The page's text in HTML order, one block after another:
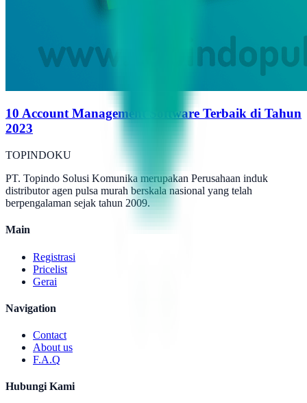
10 Account Management Software Terbaik di Tahun
2023
TOPINDOKU
PT. Topindo Solusi Komunika merupakan Perusahaan induk
distributor agen pulsa murah berskala nasional yang telah
berpengalaman sejak tahun 2009.
Main
Registrasi
Pricelist
Gerai
Navigation
Contact
About us
F.A.Q
Hubungi Kami